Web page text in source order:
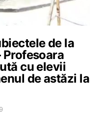
de la
Profesoara
cu elevii
de astăzi la